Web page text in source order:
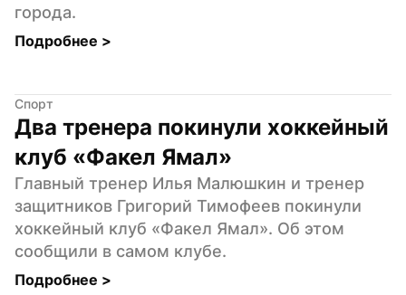
города.
Подробнее >
Спорт
Два тренера покинули хоккейный
клуб «Факел Ямал»
Главный тренер Илья Малюшкин и тренер
защитников Григорий Тимофеев покинули
хоккейный клуб «Факел Ямал». Об этом
сообщили в самом клубе.
Подробнее >